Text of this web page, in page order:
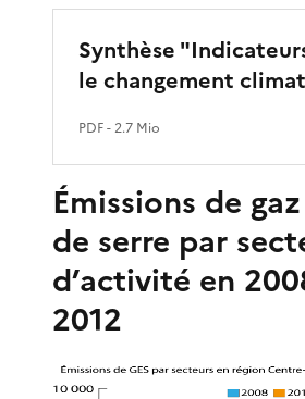
Synthèse
le changement
PDF- 2.7 Mio
Émissions de
de serre par
d’activité en
2012